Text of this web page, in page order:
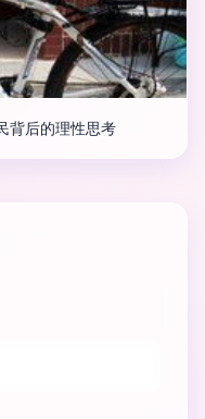
背后的理性思考